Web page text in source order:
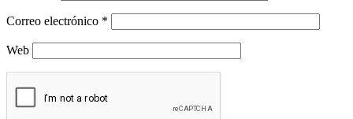
Correo electrónico *
Web